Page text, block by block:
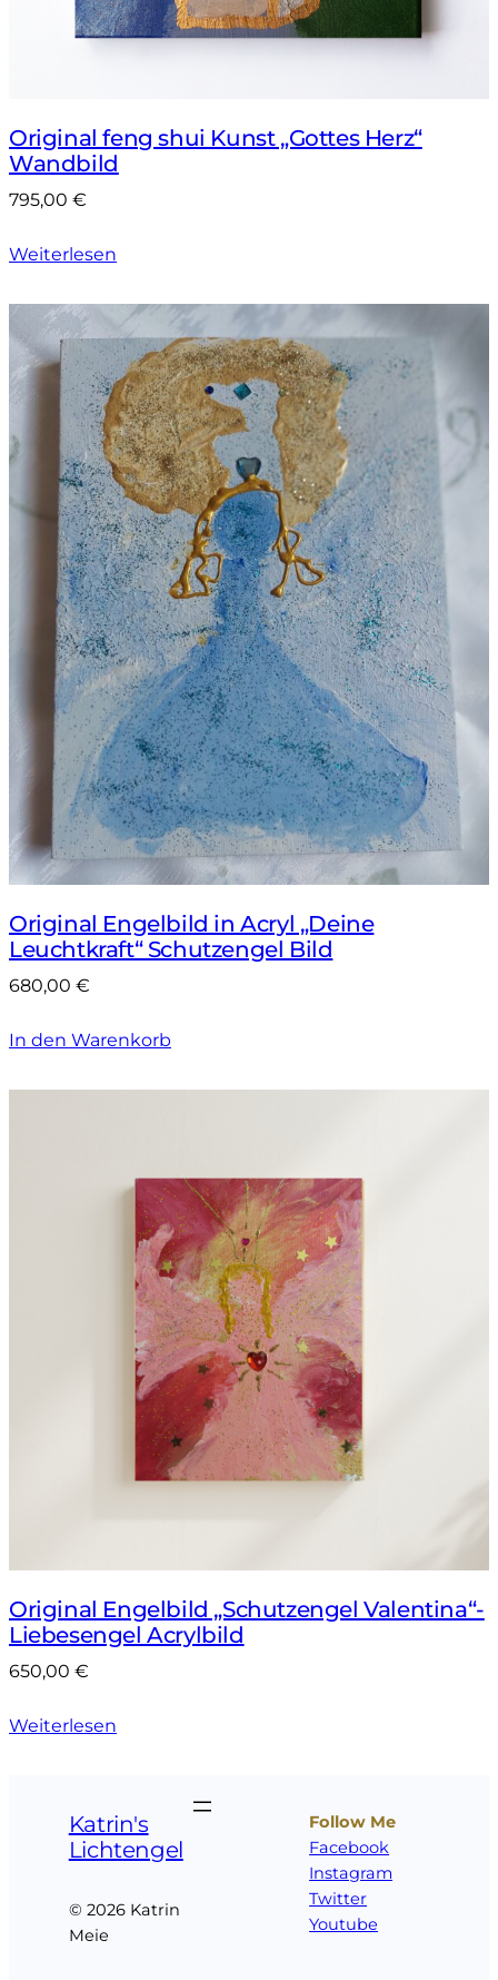
Original feng shui Kunst „Gottes Herz“
Wandbild
795,00 €
Weiterlesen
Original Engelbild in Acryl „Deine
Leuchtkraft“ Schutzengel Bild
680,00 €
In den Warenkorb
Original Engelbild „Schutzengel Valentina“-
Liebesengel Acrylbild
650,00 €
Weiterlesen
Katrin's
Lichtengel
© 2026 Katrin
Meie
Follow Me
Facebook
Instagram
Twitter
Youtube